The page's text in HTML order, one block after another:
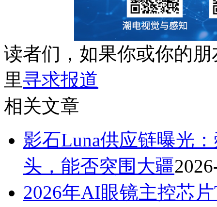
读者们，如果你或你的
里寻求报道
相关文章
影石Luna供应链曝光
头，能否突围大疆
2026年AI眼镜主控芯片